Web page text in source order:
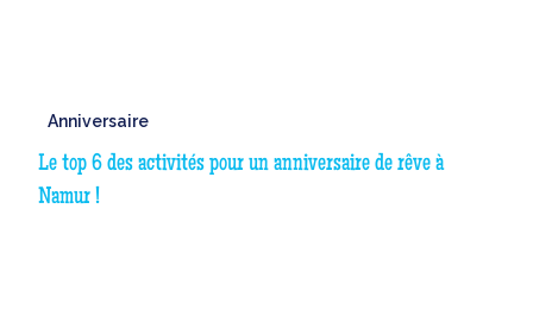
Anniversaire
Le top 6 des activités pour un anniversaire de rêve à
Namur !